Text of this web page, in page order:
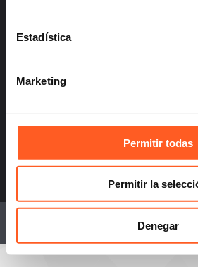
Estadística
Marketing
Permitir todas
Permitir la
Denegar
infoespana@arochilindner.com
+34 96 513 5918